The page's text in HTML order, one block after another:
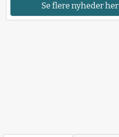
Se flere nyheder her